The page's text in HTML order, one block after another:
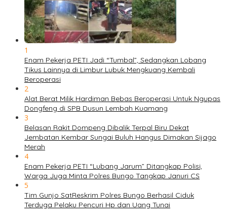
1
Enam Pekerja PETI Jadi “Tumbal”, Sedangkan Lobang
Tikus Lainnya di Limbur Lubuk Mengkuang Kembali
Beroperasi
2
Alat Berat Milik Hardiman Bebas Beroperasi Untuk Ngupas
Dongfeng di SPB Dusun Lembah Kuamang
3
Belasan Rakit Dompeng Dibalik Terpal Biru Dekat
Jembatan Kembar Sungai Buluh Hangus Dimakan Sijago
Merah
4
Enam Pekerja PETI “Lubang Jarum” Ditangkap Polisi,
Warga Juga Minta Polres Bungo Tangkap Januri CS
5
Tim Gunjo SatReskrim Polres Bungo Berhasil Ciduk
Terduga Pelaku Pencuri Hp dan Uang Tunai